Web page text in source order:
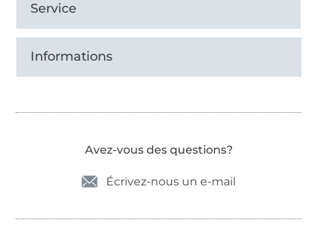
Service
Informations
Avez-vous des questions?
Écrivez-nous un e-mail